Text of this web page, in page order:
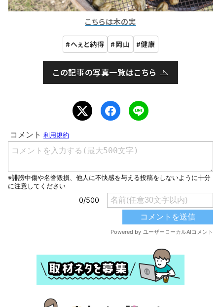
こちらは木の実
へぇと納得 岡山 健康
この記事の写真一覧はこちら